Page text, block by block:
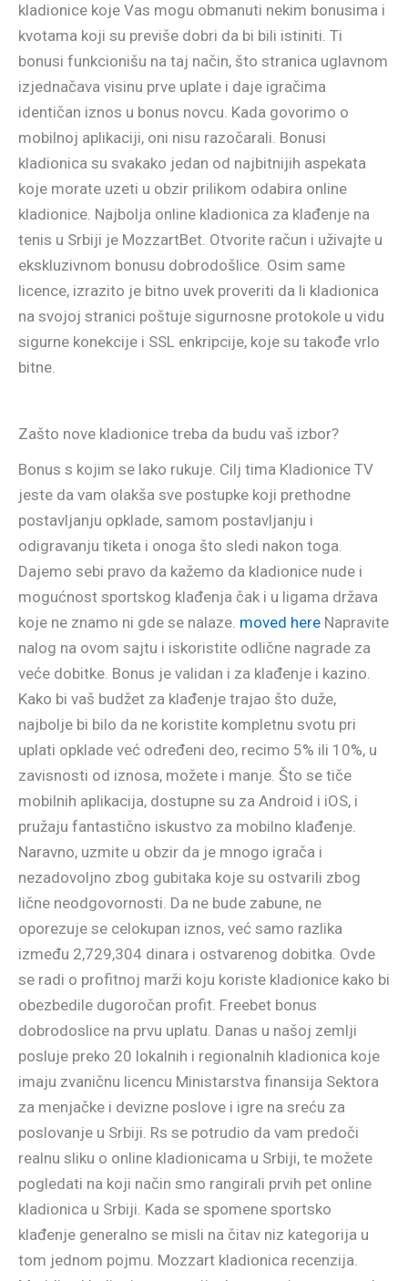
kladionice koje Vas mogu obmanuti nekim bonusima i
kvotama koji su previše dobri da bi bili istiniti. Ti
bonusi funkcionišu na taj način, što stranica uglavnom
izjednačava visinu prve uplate i daje igračima
identičan iznos u bonus novcu. Kada govorimo o
mobilnoj aplikaciji, oni nisu razočarali. Bonusi
kladionica su svakako jedan od najbitnijih aspekata
koje morate uzeti u obzir prilikom odabira online
kladionice. Najbolja online kladionica za klađenje na
tenis u Srbiji je MozzartBet. Otvorite račun i uživajte u
ekskluzivnom bonusu dobrodošlice. Osim same
licence, izrazito je bitno uvek proveriti da li kladionica
na svojoj stranici poštuje sigurnosne protokole u vidu
sigurne konekcije i SSL enkripcije, koje su takođe vrlo
bitne.
Zašto nove kladionice treba da budu vaš izbor?
Bonus s kojim se lako rukuje. Cilj tima Kladionice TV
jeste da vam olakša sve postupke koji prethodne
postavljanju opklade, samom postavljanju i
odigravanju tiketa i onoga što sledi nakon toga.
Dajemo sebi pravo da kažemo da kladionice nude i
mogućnost sportskog klađenja čak i u ligama država
koje ne znamo ni gde se nalaze. moved here Napravite
nalog na ovom sajtu i iskoristite odlične nagrade za
veće dobitke. Bonus je validan i za klađenje i kazino.
Kako bi vaš budžet za klađenje trajao što duže,
najbolje bi bilo da ne koristite kompletnu svotu pri
uplati opklade već određeni deo, recimo 5% ili 10%, u
zavisnosti od iznosa, možete i manje. Što se tiče
mobilnih aplikacija, dostupne su za Android i iOS, i
pružaju fantastično iskustvo za mobilno klađenje.
Naravno, uzmite u obzir da je mnogo igrača i
nezadovoljno zbog gubitaka koje su ostvarili zbog
lične neodgovornosti. Da ne bude zabune, ne
oporezuje se celokupan iznos, već samo razlika
između 2,729,304 dinara i ostvarenog dobitka. Ovde
se radi o profitnoj marži koju koriste kladionice kako bi
obezbedile dugoročan profit. Freebet bonus
dobrodoslice na prvu uplatu. Danas u našoj zemlji
posluje preko 20 lokalnih i regionalnih kladionica koje
imaju zvaničnu licencu Ministarstva finansija Sektora
za menjačke i devizne poslove i igre na sreću za
poslovanje u Srbiji. Rs se potrudio da vam predoči
realnu sliku o online kladionicama u Srbiji, te možete
pogledati na koji način smo rangirali prvih pet online
kladionica u Srbiji. Kada se spomene sportsko
klađenje generalno se misli na čitav niz kategorija u
tom jednom pojmu. Mozzart kladionica recenzija.